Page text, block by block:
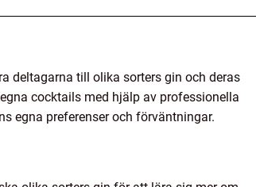
deltagarna till olika sorters gin och deras
cocktails med hjälp av professionella
egna preferenser och förväntningar.